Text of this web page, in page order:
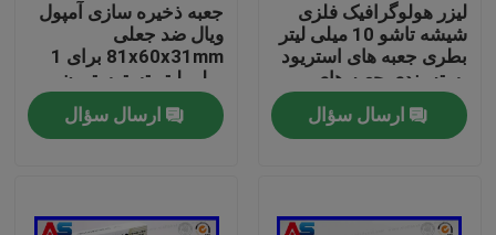
صفحه اصلی
درباره ما
لیزر هولوگرافیک فلزی
شیشه تاشو 10 میلی لیتر
بطری جعبه های استریود
بسته بندی جعبه های
دارویی برچسب
ارسال سؤال
جعبه ذخیره سازی آمپول
ویال ضد جعلی
81x60x31mm برای 1
میلی لیتر تستوسترون
پروپیونات
ارسال سؤال